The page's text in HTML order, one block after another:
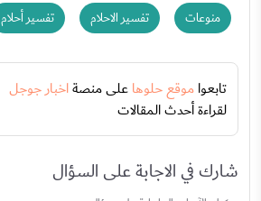
منوعات تفسير الاحلام تفسير أحلام
تابعواموقع حلوهاعلى منصةاخبار جوجل
لقراءة أحدث المقالات
شارك في الاجابة على السؤال